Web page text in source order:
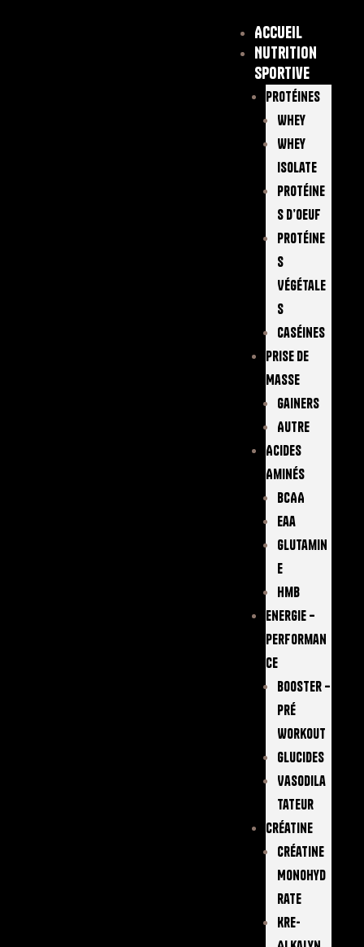
Accueil
Nutrition
sportive
Protéines
Whey
Whey
Isolate
Protéine
S D’oeuf
Protéine
S
Végétale
S
Caséines
Prise De
Masse
Gainers
Autre
Acides
Aminés
BCAA
Eaa
Glutamin
E
Hmb
Energie –
Performan
Ce
Booster –
Pré
Workout
Glucides
Vasodila
Tateur
Créatine
Créatine
Monohyd
Rate
Kre-